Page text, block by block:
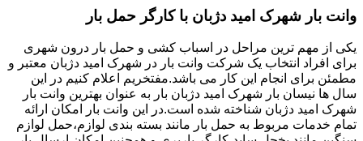
وانت بار شهرک امید دژبان با کارگر حمل بار
یکی از مهم ترین مراحل در اسباب کشی و حمل بار درون شهری
برای افراد انتخاب یک شرکت وانت بار در شهرک امید دژبان معتبر و
مطمئن برای انجام این کار می باشد.مفتخریم اعلام کنیم در این
سال ها نیسان بار شهرک امید دژبان بار به عنوان بهترین وانت بار
شهرک امید دژبان شناخته شده است.در این وانت بار امکان ارائه
تمام خدمات مربوط به حمل بار مانند بسته بندی لوازم،حمل لوازم